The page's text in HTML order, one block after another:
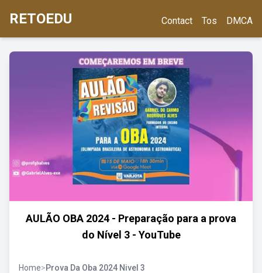
RETOEDU Contact Tos DMCA
AULÃO OBA 2024 - Preparação para a prova
do Nível 3 - YouTube
Home>Prova Da Oba 2024 Nivel 3